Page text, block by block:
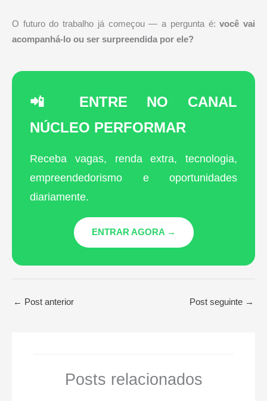
O futuro do trabalho já começou — a pergunta é:você vai
acompanhá-lo ou ser surpreendida por ele?
📲 ENTRE NO CANAL
NÚCLEO PERFORMAR
Receba vagas, renda extra, tecnologia,
empreendedorismo e oportunidades
diariamente.
ENTRAR AGORA →
← Post anterior Post seguinte →
Posts relacionados